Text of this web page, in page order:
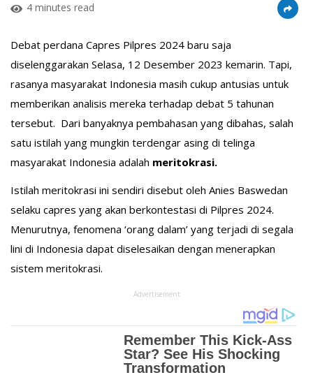
4 minutes read
Debat perdana Capres Pilpres 2024 baru saja
diselenggarakan Selasa, 12 Desember 2023 kemarin. Tapi,
rasanya masyarakat Indonesia masih cukup antusias untuk
memberikan analisis mereka terhadap debat 5 tahunan
tersebut. Dari banyaknya pembahasan yang dibahas, salah
satu istilah yang mungkin terdengar asing di telinga
masyarakat Indonesia adalah meritokrasi.
Istilah meritokrasi ini sendiri disebut oleh Anies Baswedan
selaku capres yang akan berkontestasi di Pilpres 2024.
Menurutnya, fenomena ‘orang dalam’ yang terjadi di segala
lini di Indonesia dapat diselesaikan dengan menerapkan
sistem meritokrasi.
Advertisement